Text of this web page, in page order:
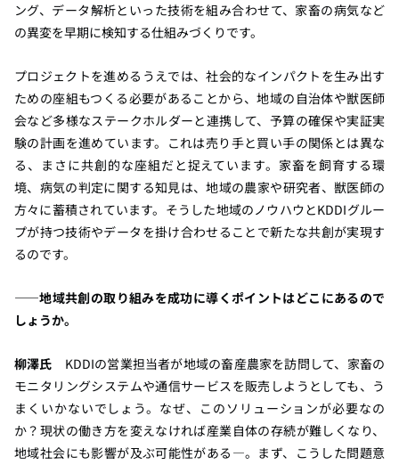
ング、データ解析といった技術を組み合わせて、家畜の病気など
の異変を早期に検知する仕組みづくりです。
プロジェクトを進めるうえでは、社会的なインパクトを生み出す
ための座組もつくる必要があることから、地域の自治体や獣医師
会など多様なステークホルダーと連携して、予算の確保や実証実
験の計画を進めています。これは売り手と買い手の関係とは異な
る、まさに共創的な座組だと捉えています。家畜を飼育する環
境、病気の判定に関する知見は、地域の農家や研究者、獣医師の
方々に蓄積されています。そうした地域のノウハウとKDDIグルー
プが持つ技術やデータを掛け合わせることで新たな共創が実現す
るのです。
――地域共創の取り組みを成功に導くポイントはどこにあるので
しょうか。
柳澤氏 KDDIの営業担当者が地域の畜産農家を訪問して、家畜の
モニタリングシステムや通信サービスを販売しようとしても、う
まくいかないでしょう。なぜ、このソリューションが必要なの
か？現状の働き方を変えなければ産業自体の存続が難しくなり、
地域社会にも影響が及ぶ可能性がある―。まず、こうした問題意